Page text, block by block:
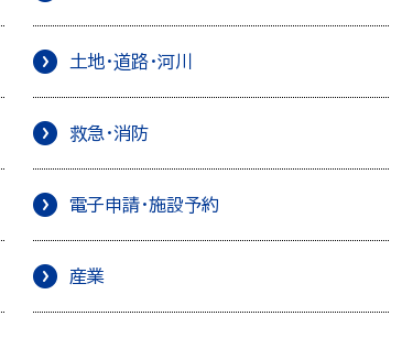
土地・道路・河川
救急・消防
電子申請・施設予約
産業